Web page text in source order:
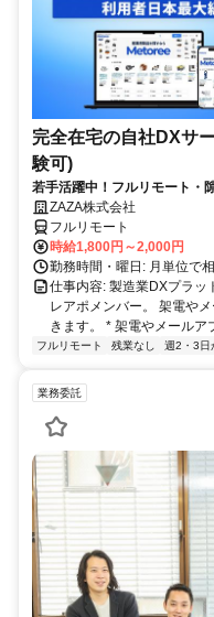
完全在宅の自社DXサ
験可)
若手活躍中！フルリモート・
験からインサイドセールスに挑
ZAZA株式会社
フルリモート
時給1,800円～2,000円
勤務時間・曜日: 月単位で
仕事内容: 製造業DXプラッ
レアポメンバー。 架電や
きます。 * 架電やメールア
フルリモート 残業なし 週2・3日
業務委託